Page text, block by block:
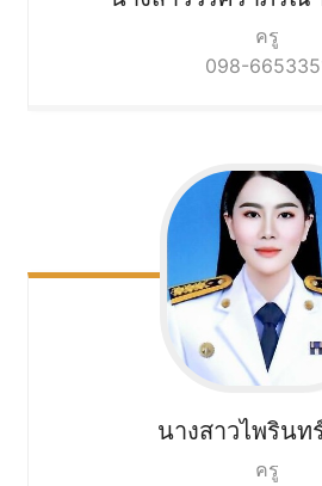
ครู
098-
นางสาวไพรินท
ครู